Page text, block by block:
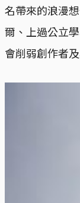
名帶來的浪漫
爾、上過公立
會削弱創作者